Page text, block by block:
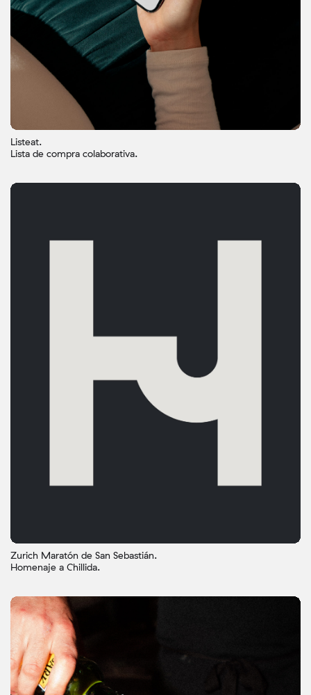
Listeat.
Lista de compra colaborativa.
Zurich Maratón de San Sebastián.
Homenaje a Chillida.